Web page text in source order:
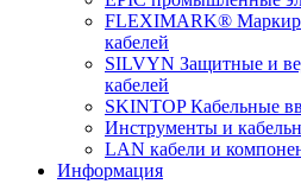
FLEXIMARK®
кабелей
SILVYN Защитные и
кабелей
SKINTOP Кабельные
Инструменты и
LAN кабели и
Информация